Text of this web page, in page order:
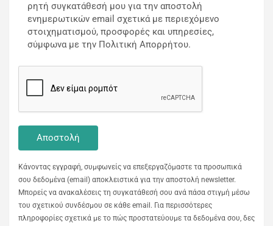
ρητή συγκατάθεσή μου για την αποστολή
ενημερωτικών email σχετικά με περιεχόμενο
στοιχηματισμού, προσφορές και υπηρεσίες,
σύμφωνα με την Πολιτική Απορρήτου.
Κάνοντας εγγραφή, συμφωνείς να επεξεργαζόμαστε τα προσωπικά
σου δεδομένα (email) αποκλειστικά για την αποστολή newsletter.
Μπορείς να ανακαλέσεις τη συγκατάθεσή σου ανά πάσα στιγμή μέσω
του σχετικού συνδέσμου σε κάθε email. Για περισσότερες
πληροφορίες σχετικά με το πώς προστατεύουμε τα δεδομένα σου, δες